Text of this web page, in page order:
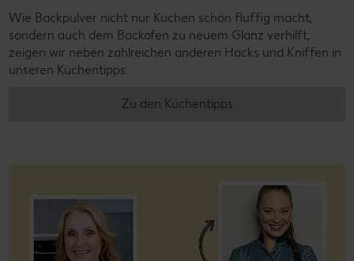
Wie Backpulver nicht nur Kuchen schön fluffig macht,
sondern auch dem Backofen zu neuem Glanz verhilft,
zeigen wir neben zahlreichen anderen Hacks und Kniffen in
unseren Küchentipps.
Zu den Küchentipps